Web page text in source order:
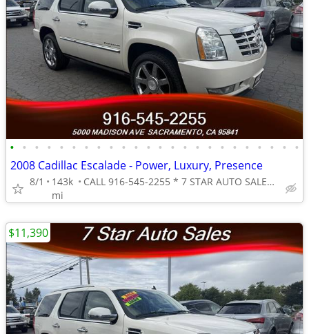
• • • • • • • • • • • • • • • • • • • • • • • •
2008 Cadillac Escalade - Power, Luxury, Presence
8/1
143k
mi
CALL 916-545-2255 * 7 STAR AUTO SALES // 5000 MADISON AVE
$11,390